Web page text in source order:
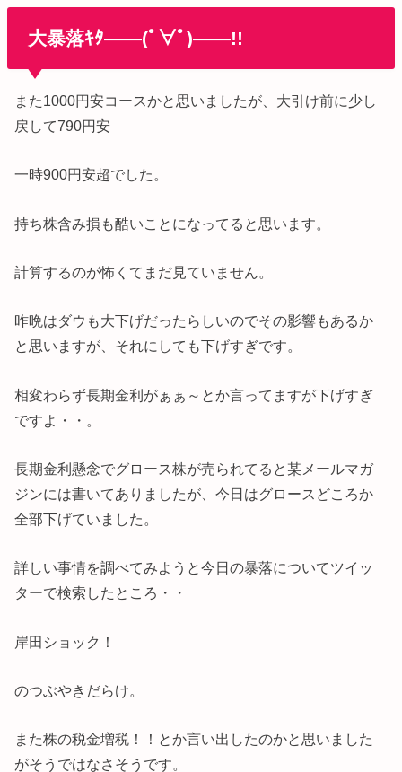
大暴落ｷﾀ――(ﾟ∀ﾟ)――!!
また1000円安コースかと思いましたが、大引け前に少し
戻して790円安
一時900円安超でした。
持ち株含み損も酷いことになってると思います。
計算するのが怖くてまだ見ていません。
昨晩はダウも大下げだったらしいのでその影響もあるか
と思いますが、それにしても下げすぎです。
相変わらず長期金利がぁぁ～とか言ってますが下げすぎ
ですよ・・。
長期金利懸念でグロース株が売られてると某メールマガ
ジンには書いてありましたが、今日はグロースどころか
全部下げていました。
詳しい事情を調べてみようと今日の暴落についてツイッ
ターで検索したところ・・
岸田ショック！
のつぶやきだらけ。
また株の税金増税！！とか言い出したのかと思いました
がそうではなさそうです。